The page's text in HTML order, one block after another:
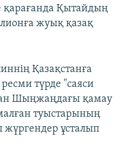
қарағанда Қытайдың
жуық қазақ
Қазақстанға
түрде "саяси
Шыңжаңдағы қамау
туыстарының
ұсталып